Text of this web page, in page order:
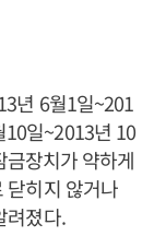
년 6월1일~201
일~2013년 10
장치가 약하게
닫히지 않거나
려졌다.